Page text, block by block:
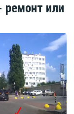
ремонт или